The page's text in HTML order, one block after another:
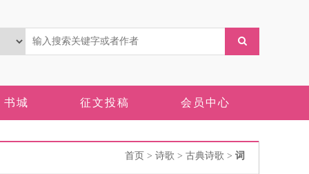
书城 征文投稿 会员中心
首页 > 诗歌 > 古典诗歌 > 词